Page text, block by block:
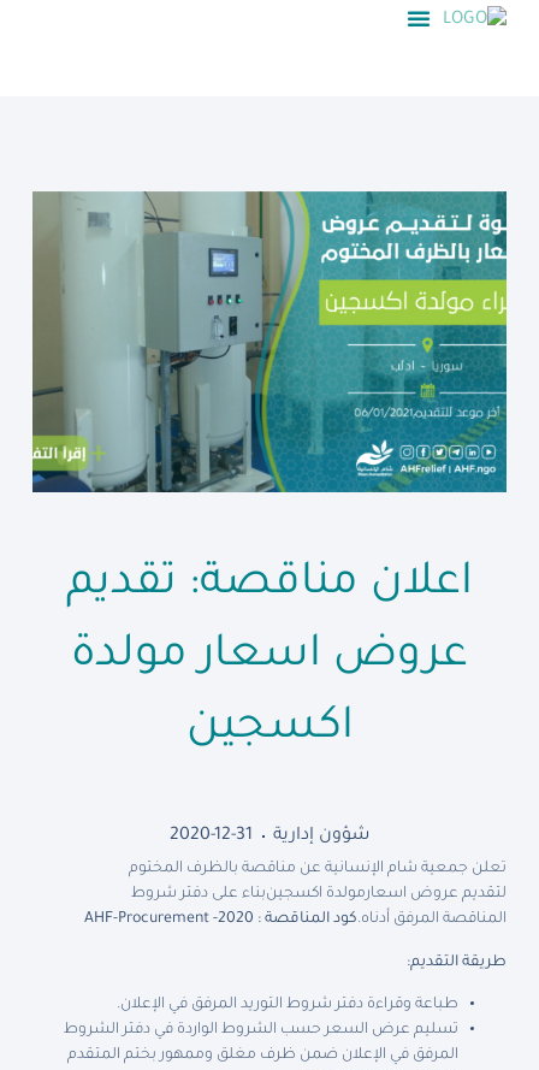
اعلان مناقصة: تقديم
عروض اسعار مولدة
اكسجين
شؤون إدارية 2020-12-31
تعلن جمعية شام الإنسانية عن مناقصة بالظرف المختوم
لتقديم عروض اسعارمولدة اكسجينبناء على دفتر شروط
المناقصة المرفق أدناه.كود المناقصة : AHF-Procurement -2020
طريقة التقديم:
طباعة وقراءة دفتر شروط التوريد المرفق في الإعلان.
تسليم عرض السعر حسب الشروط الواردة في دفتر الشروط
المرفق في الإعلان ضمن ظرف مغلق وممهور بختم المتقدم